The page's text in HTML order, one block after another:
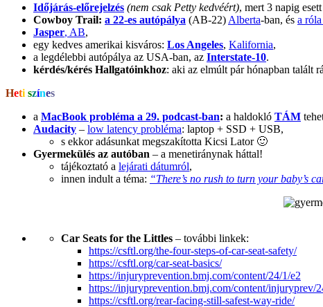
Időjárás-előrejelzés (nem csak Petty kedvéért), mert 3 napig
Cowboy Trail: a 22-es autópálya (AB-22) Alberta-ban, és a
Jasper, AB,
egy kedves amerikai kisváros: Los Angeles, Kalifornia,
a legdélebbi autópálya az USA-ban, az Interstate-10.
kérdés/kérés Hallgatóinkhoz: aki az elmúlt pár hónapban talált
Heti színes
a MacBook probléma a 29. podcast-ban: a haldokló TÁM
Audacity – low latency probléma: laptop + SSD + USB,
s ekkor adásunkat megszakította Kicsi Lator 🙂
Gyermekülés az autóban – a menetiránynak háttal!
tájékoztató a lejárati dátumról,
innen indult a téma: “There’s no rush to turn your baby’s
Car Seats for the Littles – további linkek:
https://csftl.org/the-four-steps-of-car-seat-safety/
https://csftl.org/car-seat-basics/
https://injuryprevention.bmj.com/content/24/1/e2
https://injuryprevention.bmj.com/content/injuryprev/
https://csftl.org/rear-facing-still-safest-way-ride/